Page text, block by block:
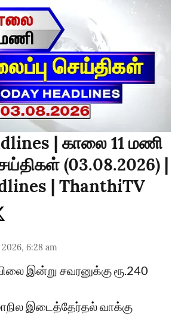
| காலை 11 மணி
(03.08.2026) |
| ThanthiTV
6:28 am
இன்று சவரனுக்கு ரூ.240
இடைத்தேர்தல் வாக்கு